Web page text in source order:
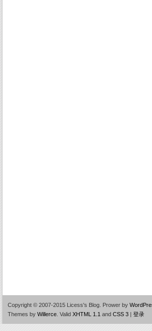
Copyright © 2007-2015 Licess's Blog. Prower by
Themes by Willerce Valid XHTML 1.1 and CSS 3 | 登录